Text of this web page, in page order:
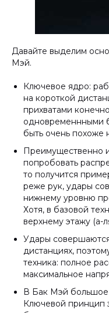
Давайте выделим
Мэй.
Ключевое ядро:
на короткой
прихватами
одновременнными
быть очень похоже
Преимущественно
попробовать
то получится
реже рук, удары
нижнему уровню
Хотя, в базовой
верхнему этажу (а-
Удары
дистанциях,
техника: полное
максимальное
В Бак Мэй большое
Ключевой принцип